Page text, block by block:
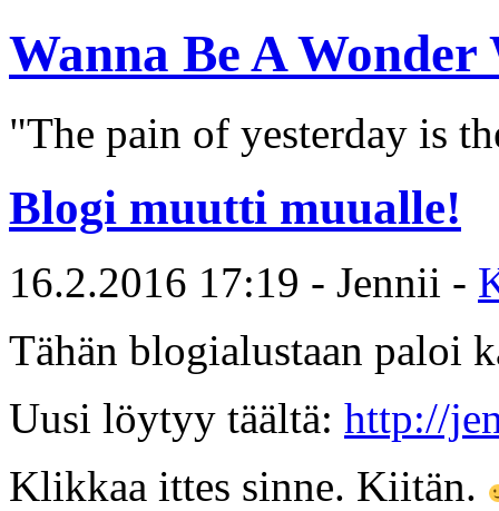
Wanna Be A Wonder
"The pain of yesterday is
Blogi muutti muualle!
16.2.2016 17:19 - Jennii -
Tähän blogialustaan paloi
Uusi löytyy täältä: http://
Klikkaa ittes sinne. Kiitän.